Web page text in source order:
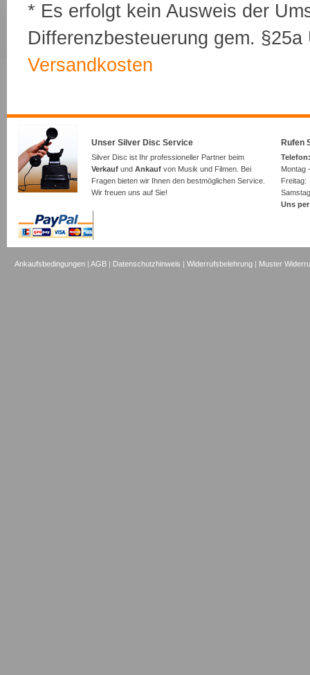
* Es erfolgt kein Ausweis der
Differenzbesteuerung gem.
Versandkosten
Unser Silver Disc Service
Silver Disc ist Ihr professioneller Partner beim
Verkauf und Ankauf von Musik und Filmen. Bei
Fragen bieten wir Ihnen den bestmöglichen Service.
Wir freuen uns auf Sie!
Rufen
Montag
Uns
Ankaufsbedingungen |AGB | Datenschutzhinweis |Widerrufsbelehrung | Muster